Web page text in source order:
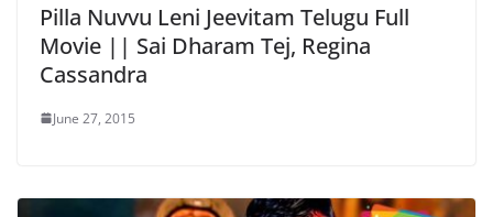
Pilla Nuvvu Leni Jeevitam Telugu Full
Movie || Sai Dharam Tej, Regina
Cassandra
June 27, 2015